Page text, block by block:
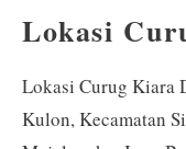
Lokasi
Lokasi Curug Kiara
Kulon, Kecamatan